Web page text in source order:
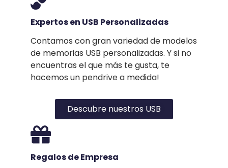
Expertos en USB Personalizadas
Contamos con gran variedad de modelos
de memorias USB personalizadas. Y si no
encuentras el que más te gusta, te
hacemos un pendrive a medida!
Descubre nuestros USB
Regalos de Empresa